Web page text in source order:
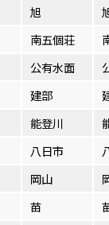
旭
南五個荘
公有水面
建部
能登川
八日市
岡山
苗